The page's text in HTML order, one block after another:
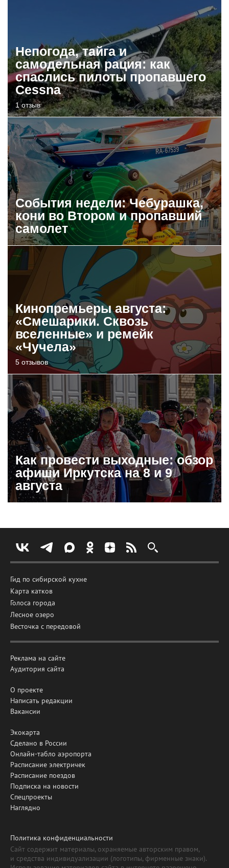
Непогода, тайга и
самодельная рация: как
спаслись пилоты пропавшего
Cessna
1 отзыв
События недели: Чебурашка,
кони во Втором и пропавший
самолет
Кинопремьеры августа:
«Смешарики. Сквозь
вселенные» и ремейк
«Чучела»
5 отзывов
Как провести выходные: обзор
афиши Иркутска на 8 и 9
августа
Гид по сибирской кухне
Карта катков
Голоса города
Лесное озеро
Весточка с передовой
Реклама на сайте
Аудитория сайта
О проекте
Написать редакции
Вакансии
Экокарта
Сделано в России
Онлайн-табло аэропорта
Расписание электричек
Расписание поездов
Подписка на новости
Спецпроекты
Наглядно
Политика конфиденциальности
Сайт содержит материалы, охраняемые авторским правом,
и средства индивидуализации (логотипы, фирменные знаки).